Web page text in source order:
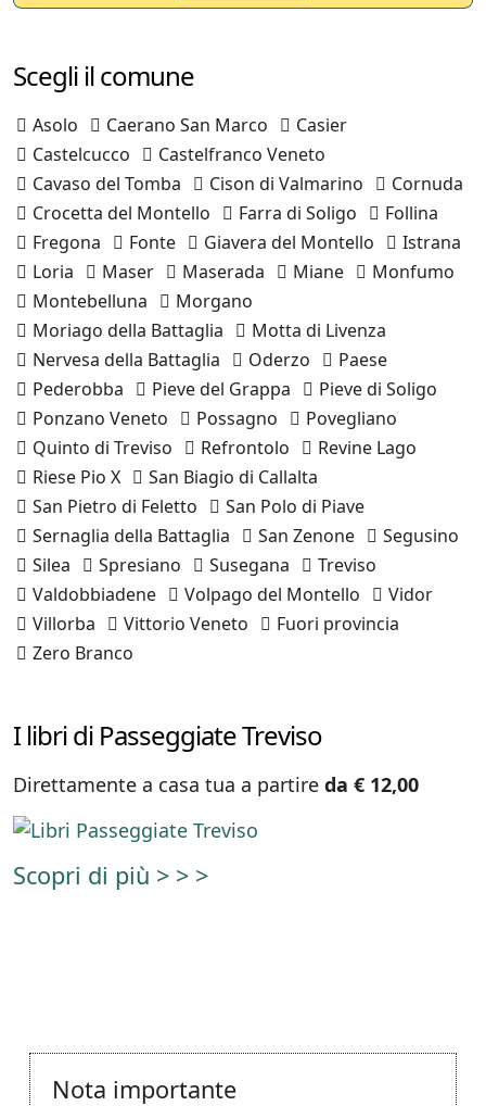
Scegli il comune
Asolo Caerano San Marco
Casier
Castelcucco
Castelfranco Veneto
Cavaso del Tomba
Cison di Valmarino
Cornuda
Crocetta del Montello
Farra di Soligo
Follina
Fregona
Fonte Giavera del Montello
Istrana
Loria
Maser Maserada Miane
Monfumo
Montebelluna
Morgano
Moriago della Battaglia
Motta di Livenza
Nervesa della Battaglia
Oderzo
Paese
Pederobba
Pieve del Grappa
Pieve di Soligo
Ponzano Veneto
Possagno
Povegliano
Quinto di Treviso
Refrontolo
Revine Lago
Riese Pio X
San Biagio di Callalta
San Pietro di Feletto
San Polo di Piave
Sernaglia della Battaglia
San Zenone
Segusino
Silea
Spresiano Susegana
Treviso
Valdobbiadene
Volpago del Montello
Vidor
Villorba
Vittorio Veneto
Fuori provincia
Zero Branco
I libri di Passeggiate Treviso
Direttamente a casa tua a partire da € 12,00
Scopri di più > > >
Nota importante